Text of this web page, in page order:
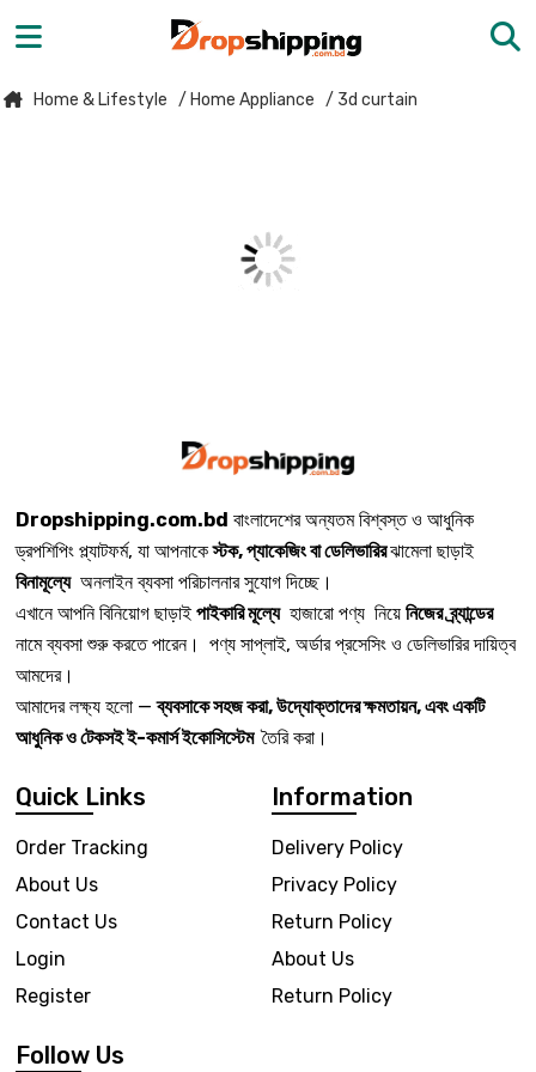
Home & Lifestyle / Home Appliance / 3d curtain
Dropshipping.com.bd বাংলাদেশের অন্যতম বিশ্বস্ত ও আধুনিক
ড্রপশিপিং প্ল্যাটফর্ম, যা আপনাকেস্টক, প্যাকেজিং বা ডেলিভারিরঝামেলা ছাড়াই
বিনামূল্যেঅনলাইন ব্যবসা পরিচালনার সুযোগ দিচ্ছে।
এখানে আপনি বিনিয়োগ ছাড়াই পাইকারি মূল্যেহাজারো পণ্য নিয়ে নিজের ব্র্যান্ডের
নামে ব্যবসা শুরু করতে পারেন। পণ্য সাপ্লাই, অর্ডার প্রসেসিং ও ডেলিভারির দায়িত্ব
আমদের।
আমাদের লক্ষ্য হলো —ব্যবসাকে সহজ করা, উদ্যোক্তাদের ক্ষমতায়ন, এবং একটি
আধুনিক ও টেকসই ই-কমার্স ইকোসিস্টেম তৈরি করা।
Quick Links
Order Tracking
About Us
Contact Us
Login
Register
Information
Delivery Policy
Privacy Policy
Return Policy
About Us
Return Policy
Follow Us